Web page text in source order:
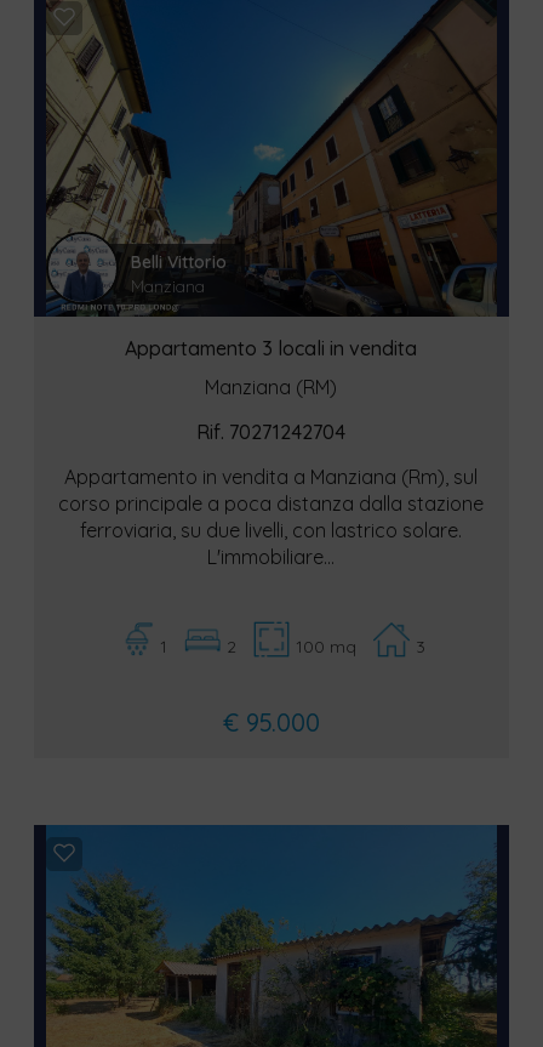
Belli Vittorio
Manziana
Appartamento 3 locali in vendita
Manziana (RM)
Rif. 70271242704
Appartamento in vendita a Manziana (Rm), sul
corso principale a poca distanza dalla stazione
ferroviaria, su due livelli, con lastrico solare.
L'immobiliare...
1 2 100 mq 3
€ 95.000